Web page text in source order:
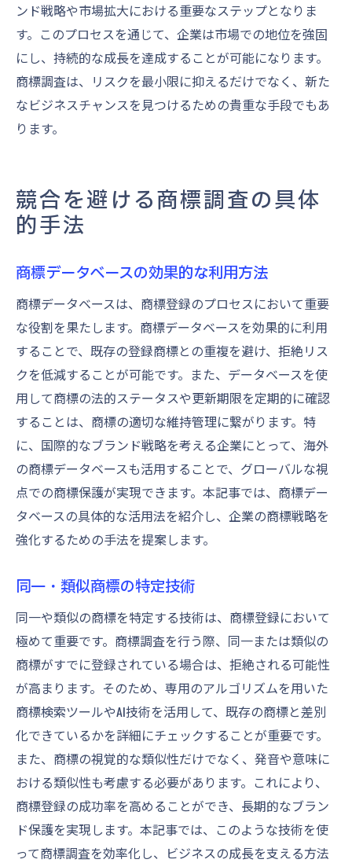
ンド戦略や市場拡大における重要なステップとなりま
す。このプロセスを通じて、企業は市場での地位を強固
にし、持続的な成長を達成することが可能になります。
商標調査は、リスクを最小限に抑えるだけでなく、新た
なビジネスチャンスを見つけるための貴重な手段でもあ
ります。
競合を避ける商標調査の具体
的手法
商標データベースの効果的な利用方法
商標データベースは、商標登録のプロセスにおいて重要
な役割を果たします。商標データベースを効果的に利用
することで、既存の登録商標との重複を避け、拒絶リス
クを低減することが可能です。また、データベースを使
用して商標の法的ステータスや更新期限を定期的に確認
することは、商標の適切な維持管理に繋がります。特
に、国際的なブランド戦略を考える企業にとって、海外
の商標データベースも活用することで、グローバルな視
点での商標保護が実現できます。本記事では、商標デー
タベースの具体的な活用法を紹介し、企業の商標戦略を
強化するための手法を提案します。
同一・類似商標の特定技術
同一や類似の商標を特定する技術は、商標登録において
極めて重要です。商標調査を行う際、同一または類似の
商標がすでに登録されている場合は、拒絶される可能性
が高まります。そのため、専用のアルゴリズムを用いた
商標検索ツールやAI技術を活用して、既存の商標と差別
化できているかを詳細にチェックすることが重要です。
また、商標の視覚的な類似性だけでなく、発音や意味に
おける類似性も考慮する必要があります。これにより、
商標登録の成功率を高めることができ、長期的なブラン
ド保護を実現します。本記事では、このような技術を使
って商標調査を効率化し、ビジネスの成長を支える方法